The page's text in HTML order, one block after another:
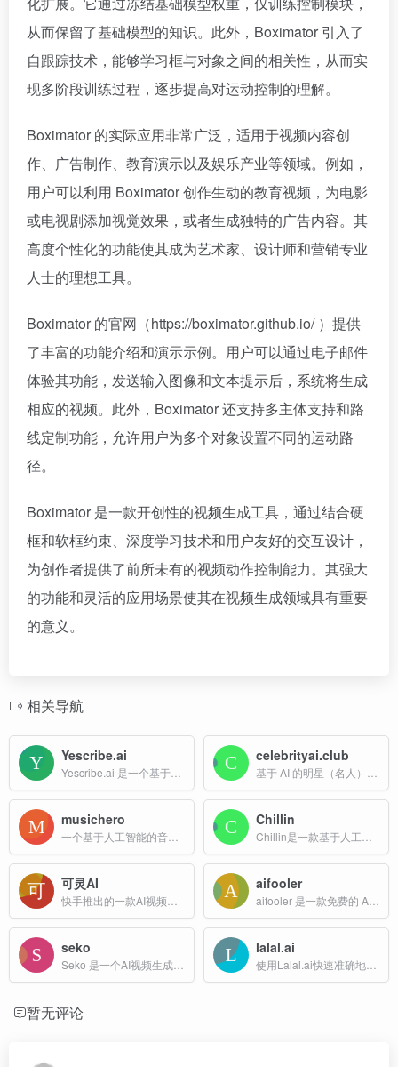
从而保留了基础模型的知识。此外，Boximator 引入了
自跟踪技术，能够学习框与对象之间的相关性，从而实
现多阶段训练过程，逐步提高对运动控制的理解。
Boximator 的实际应用非常广泛，适用于视频内容创
作、广告制作、教育演示以及娱乐产业等领域。例如，
用户可以利用 Boximator 创作生动的教育视频，为电影
或电视剧添加视觉效果，或者生成独特的广告内容。其
高度个性化的功能使其成为艺术家、设计师和营销专业
人士的理想工具。
Boximator 的官网（https://boximator.github.io/ ）提供
了丰富的功能介绍和演示示例。用户可以通过电子邮件
体验其功能，发送输入图像和文本提示后，系统将生成
相应的视频。此外，Boximator 还支持多主体支持和路
线定制功能，允许用户为多个对象设置不同的运动路
径。
Boximator 是一款开创性的视频生成工具，通过结合硬
框和软框约束、深度学习技术和用户友好的交互设计，
为创作者提供了前所未有的视频动作控制能力。其强大
的功能和灵活的应用场景使其在视频生成领域具有重要
的意义。
相关导航
Yescribe.ai celebrityai.club
musichero Chillin
可灵AI aifooler
seko lalal.ai
暂无评论